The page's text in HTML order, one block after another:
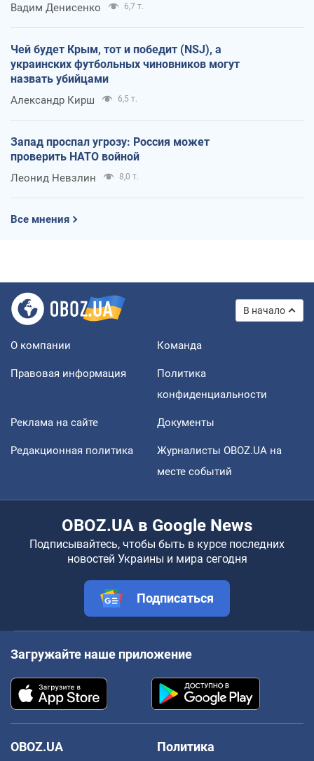
Вадим Денисенко 6,7 т.
Чей будет Крым, тот и победит (NSJ), а
украинских футбольных чиновников могут
назвать убийцами
Александр Кирш 6,5 т.
Запад проспал угрозу: Россия может
проверить НАТО войной
Леонид Невзлин 8,0 т.
Все мнения
В начало
О компании Команда
Правовая информация
Политика
конфиденциальности
Реклама на сайте Документы
Редакционная политика
Журналисты OBOZ.UA на
месте событий
OBOZ.UA в Google News
Подписывайтесь, чтобы быть в курсе последних
новостей Украины и мира сегодня
Подписаться
Загружайте наше приложение
OBOZ.UA
Политика